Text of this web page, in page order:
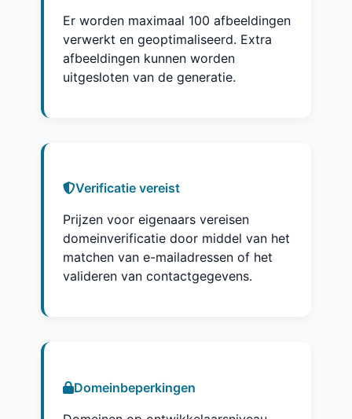
Er worden maximaal 100 afbeeldingen
verwerkt en geoptimaliseerd. Extra
afbeeldingen kunnen worden
uitgesloten van de generatie.
Verificatie vereist
Prijzen voor eigenaars vereisen
domeinverificatie door middel van het
matchen van e-mailadressen of het
valideren van contactgegevens.
Domeinbeperkingen